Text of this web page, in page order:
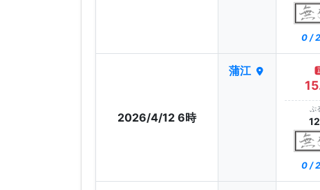
0 /
2026/4/12 6時
蒲江
ぷ
0 /